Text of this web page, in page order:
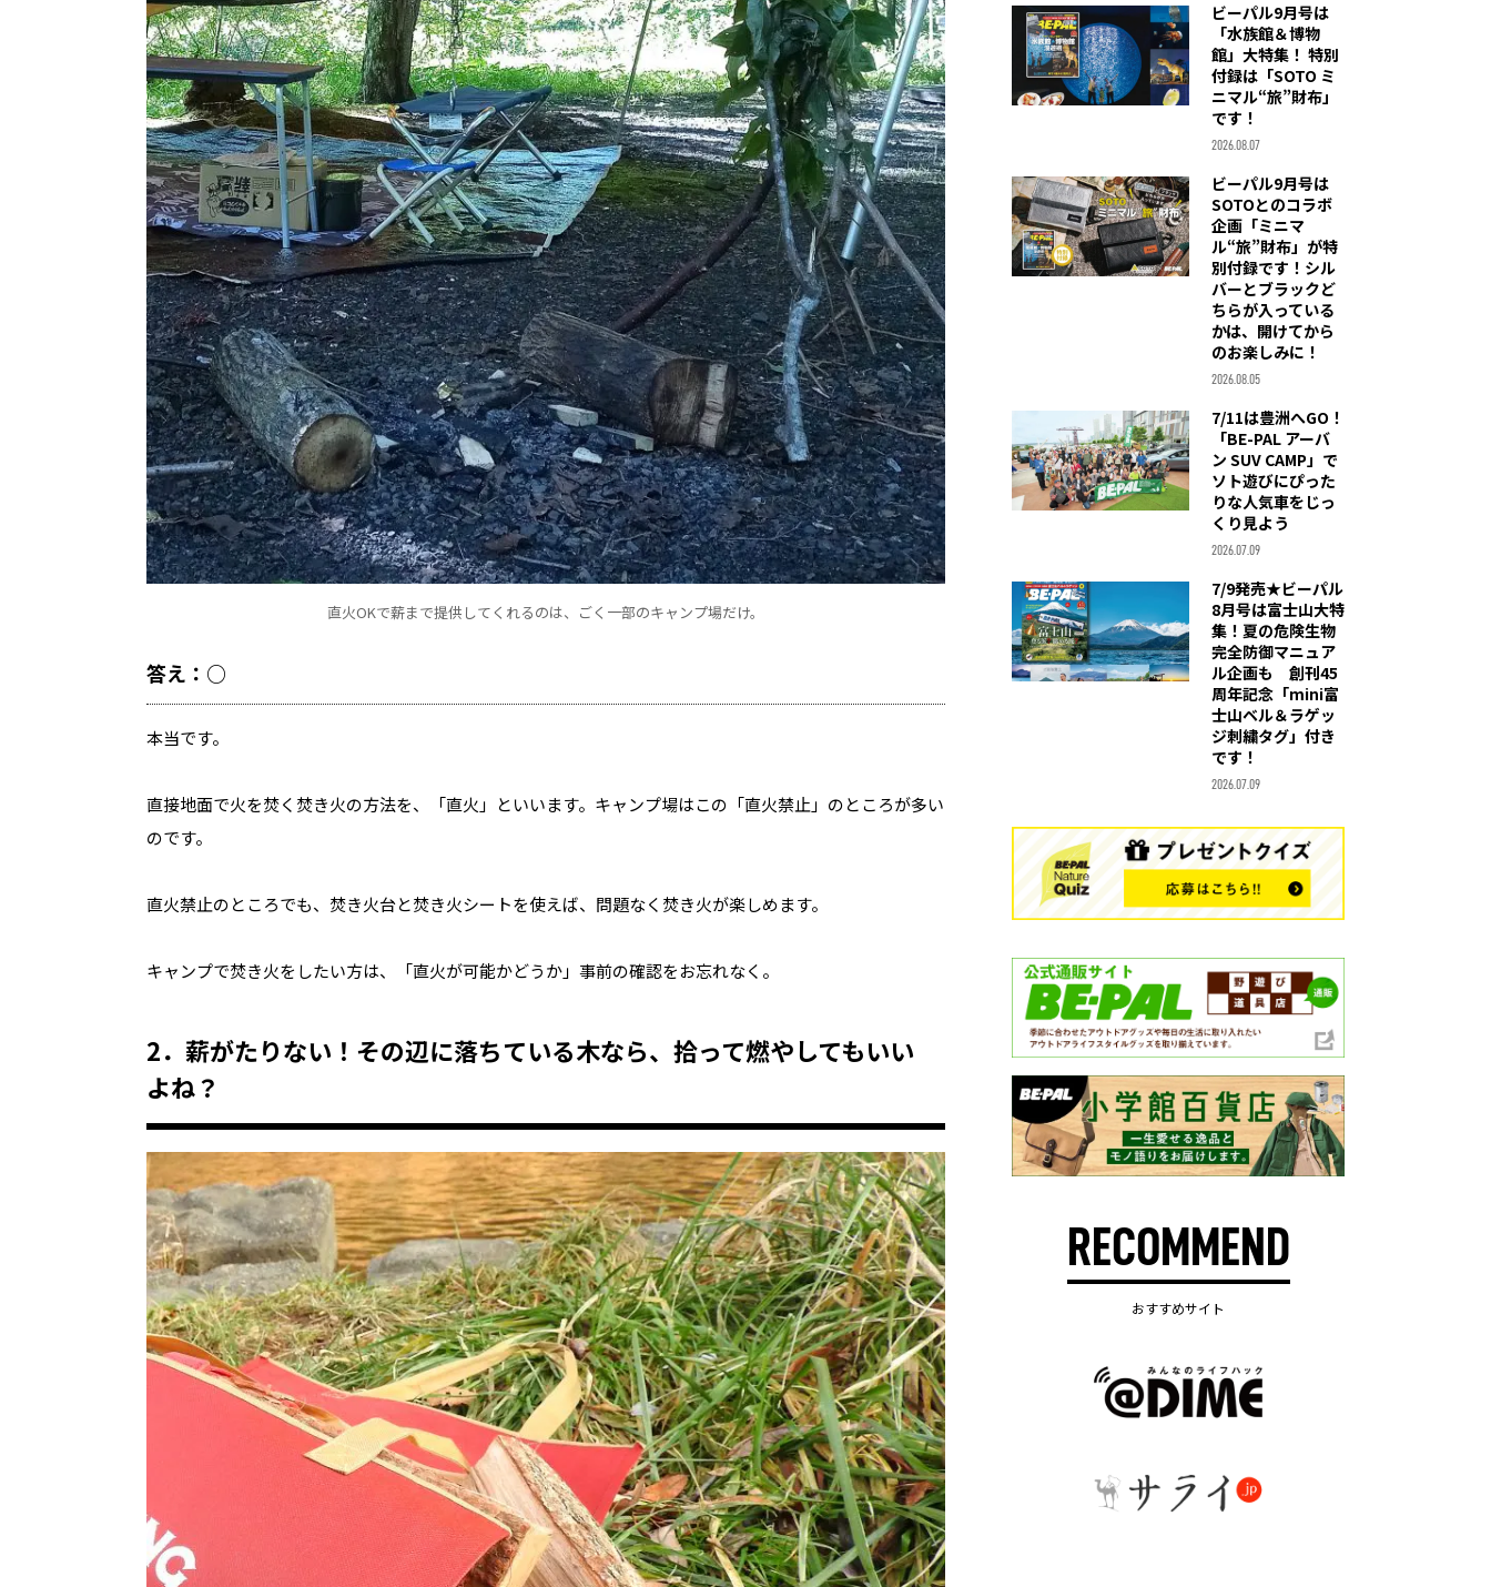
直火OKで薪まで提供してくれるのは、ごく一部のキャンプ場だけ。
答え：○
本当です。
直接地面で火を焚く焚き火の方法を、「直火」といいます。キャンプ場はこの「直火禁止」のところが多い
のです。
直火禁止のところでも、焚き火台と焚き火シートを使えば、問題なく焚き火が楽しめます。
キャンプで焚き火をしたい方は、「直火が可能かどうか」事前の確認をお忘れなく。
2．薪がたりない！その辺に落ちている木なら、拾って燃やしてもいい
よね？
ビーパル9月号は
「水族館＆博物
館」大特集！ 特別
付録は「SOTO ミ
ニマル“旅”財布」
です！
2026.08.07
ビーパル9月号は
SOTOとのコラボ
企画「ミニマ
ル“旅”財布」が特
別付録です！シル
バーとブラックど
ちらが入っている
かは、開けてから
のお楽しみに！
2026.08.05
7/11は豊洲へGO！
「BE-PAL アーバ
ン SUV CAMP」で
ソト遊びにぴった
りな人気車をじっ
くり見よう
2026.07.09
7/9発売★ビーパル
8月号は富士山大特
集！夏の危険生物
完全防御マニュア
ル企画も 創刊45
周年記念「mini富
士山ベル＆ラゲッ
ジ刺繍タグ」付き
です！
2026.07.09
RECOMMEND
おすすめサイト